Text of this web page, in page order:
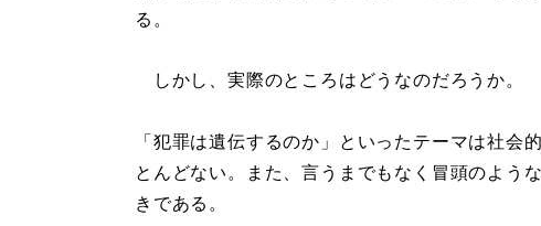
る。
しかし、実際のところはどうなのだろうか。
「犯罪は遺伝するのか」といったテーマは社会
とんどない。また、言うまでもなく冒頭のよう
きである。